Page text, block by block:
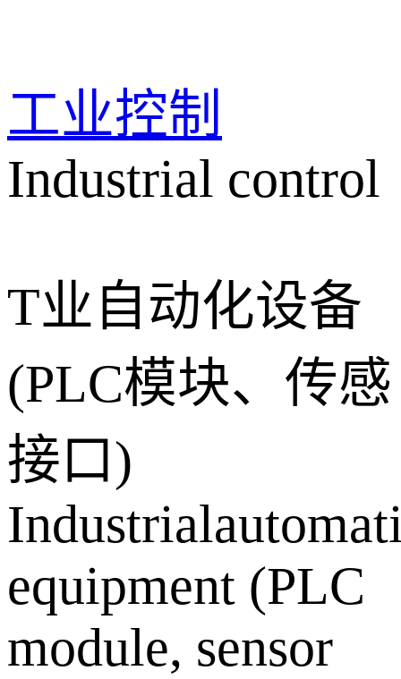
工业控制
Industrial control
T业自动化设备
(PLC模块、传感
接口)
equipment (PLC
module, sensor